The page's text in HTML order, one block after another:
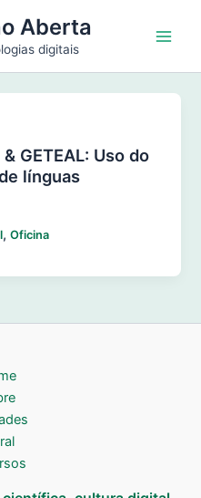
ferramentas
Aberta
digitais
GETEAL: Uso do
línguas
,Oficina